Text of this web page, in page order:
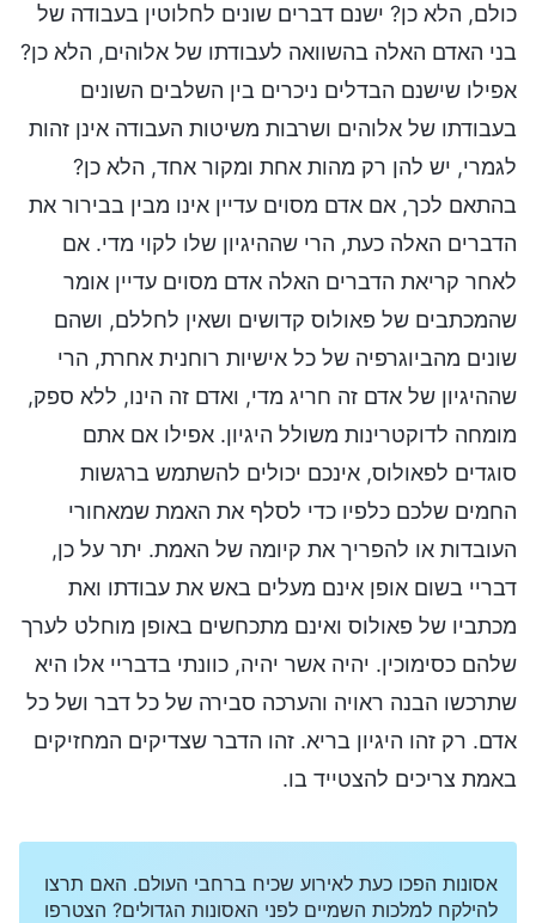
כולם, הלא כן? ישנם דברים שונים לחלוטין בעבודה של
בני האדם האלה בהשוואה לעבודתו של אלוהים, הלא כן?
אפילו שישנם הבדלים ניכרים בין השלבים השונים
בעבודתו של אלוהים ושרבות משיטות העבודה אינן זהות
לגמרי, יש להן רק מהות אחת ומקור אחד, הלא כן?
בהתאם לכך, אם אדם מסוים עדיין אינו מבין בבירור את
הדברים האלה כעת, הרי שההיגיון שלו לקוי מדי. אם
לאחר קריאת הדברים האלה אדם מסוים עדיין אומר
שהמכתבים של פאולוס קדושים ושאין לחללם, ושהם
שונים מהביוגרפיה של כל אישיות רוחנית אחרת, הרי
שההיגיון של אדם זה חריג מדי, ואדם זה הינו, ללא ספק,
מומחה לדוקטרינות משולל היגיון. אפילו אם אתם
סוגדים לפאולוס, אינכם יכולים להשתמש ברגשות
החמים שלכם כלפיו כדי לסלף את האמת שמאחורי
העובדות או להפריך את קיומה של האמת. יתר על כן,
דבריי בשום אופן אינם מעלים באש את עבודתו ואת
מכתביו של פאולוס ואינם מתכחשים באופן מוחלט לערך
שלהם כסימוכין. יהיה אשר יהיה, כוונתי בדבריי אלו היא
שתרכשו הבנה ראויה והערכה סבירה של כל דבר ושל כל
אדם. רק זהו היגיון בריא. זהו הדבר שצדיקים המחזיקים
באמת צריכים להצטייד בו.
אסונות הפכו כעת לאירוע שכיח ברחבי העולם. האם תרצו
להילקח למלכות השמיים לפני האסונות הגדולים? הצטרפו